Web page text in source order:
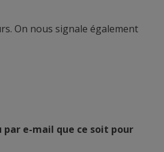
On nous signale également
e-mail que ce soit pour